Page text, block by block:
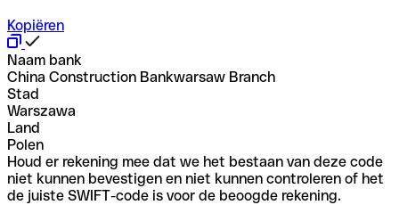
Kopiëren
Naam bank
China Construction Bankwarsaw Branch
Stad
Warszawa
Land
Polen
Houd er rekening mee dat we het bestaan van deze code
niet kunnen bevestigen en niet kunnen controleren of het
de juiste SWIFT-code is voor de beoogde rekening.